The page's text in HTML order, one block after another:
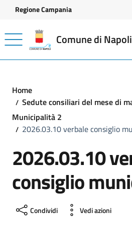
Vai ai contenuti
Vai al footer
Regione Campania
Comune di Napoli
Home
Sedute consiliari del mese di
Municipalità 2
2026.03.10 verbale consiglio
2026.03.10
consiglio
Condividi Vedi azioni